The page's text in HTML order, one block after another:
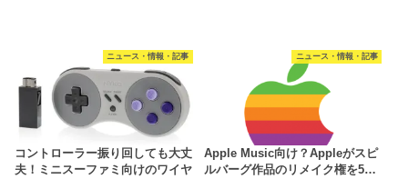
ニュース・情報・記事
コントローラー振り回しても大丈
夫！ミニスーファミ向けのワイヤ
ニュース・情報・記事
Apple Music向け？Appleがスピ
ルバーグ作品のリメイク権を5…